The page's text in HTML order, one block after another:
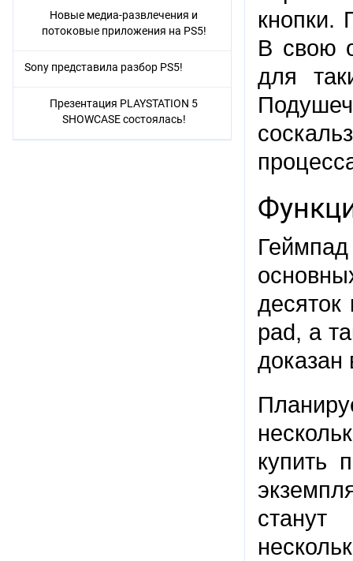
кнопки.
В свою
для
десяток
pad, а
купить
Новые медиа-развлечения и
потоковые приложения на PS5!
Sony представила разбор PS5!
Презентация PLAYSTATION 5
SHOWCASE состоялась!